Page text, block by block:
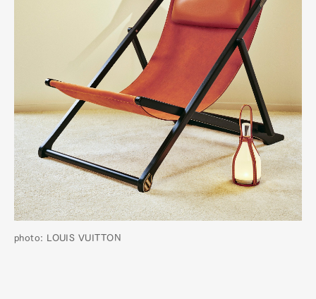
photo: LOUIS VUITTON